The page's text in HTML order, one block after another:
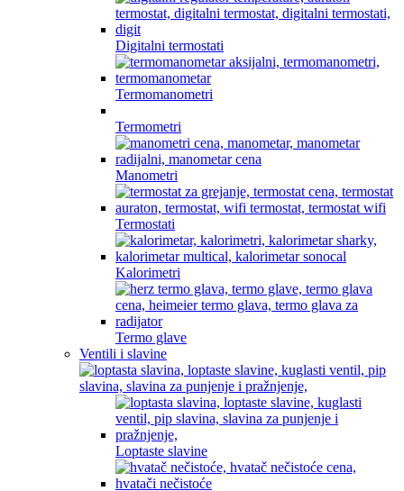
Digitalni termostati
Termomanometri
Termometri
Manometri
Termostati
Kalorimetri
Termo glave
Ventili i slavine
Loptaste slavine